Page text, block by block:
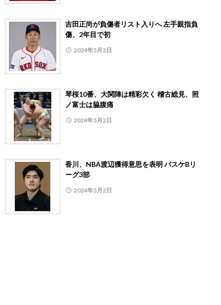
吉田正尚が負傷者リスト入りへ 左手親指負
傷、2年目で初
2024年5月2日
琴桜10番、大関陣は精彩欠く 稽古総見、照
ノ富士は脇腹痛
2024年5月2日
香川、NBA渡辺獲得意思を表明 バスケBリ
ーグ3部
2024年5月2日